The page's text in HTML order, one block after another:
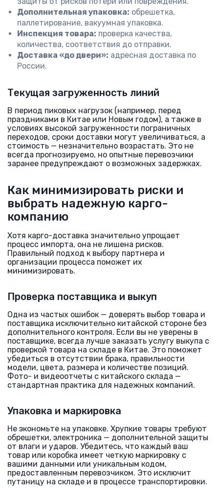
Дополнительная упаковка: обрешетка,
паллетирование, вакуумная упаковка.
Инспекция товара: проверка качества,
количества, соответствия до отправки.
Доставка «до двери»: адресная доставка по
России.
Текущая загруженность линий
В период пиковых нагрузок (например, перед
праздниками в Китае или Новым годом), а также в
условиях высокой загруженности пограничных
переходов, сроки доставки могут увеличиваться, а
стоимость — незначительно возрастать. Это не
всегда прогнозируемо, но опытные перевозчики
заранее предупреждают о возможных задержках.
Как минимизировать риски и
выбрать надежную карго-
компанию
Хотя карго-доставка значительно упрощает
процесс импорта, она не лишена рисков.
Правильный подход к выбору партнера и
организации процесса поможет их
минимизировать.
Проверка поставщика и выкуп
Одна из частых ошибок — доверять выбор товара и
поставщика исключительно китайской стороне без
дополнительного контроля. Если вы не уверены в
поставщике, всегда лучше заказать услугу выкупа с
проверкой товара на складе в Китае. Это поможет
убедиться в отсутствии брака, правильности
модели, цвета, размера и количестве позиций.
Фото- и видеоотчеты с китайского склада —
стандартная практика для надежных компаний.
Упаковка и маркировка
Не экономьте на упаковке. Хрупкие товары требуют
обрешетки, электроника — дополнительной защиты
от влаги и ударов. Убедитесь, что каждый ваш
товар или коробка имеет четкую маркировку с
вашими данными или уникальным кодом,
предоставленным перевозчиком. Это исключит
путаницу на складе и в процессе транспортировки.